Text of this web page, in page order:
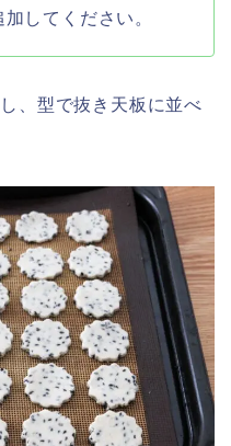
してください。
、型で抜き天板に並べ